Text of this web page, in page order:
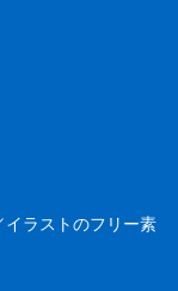
ラストのフリー素